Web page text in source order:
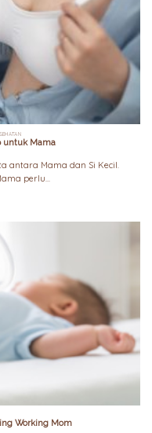
untuk Mama
antara Mama dan Si Kecil.
perlu...
Working Mom